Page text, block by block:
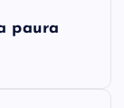
paura